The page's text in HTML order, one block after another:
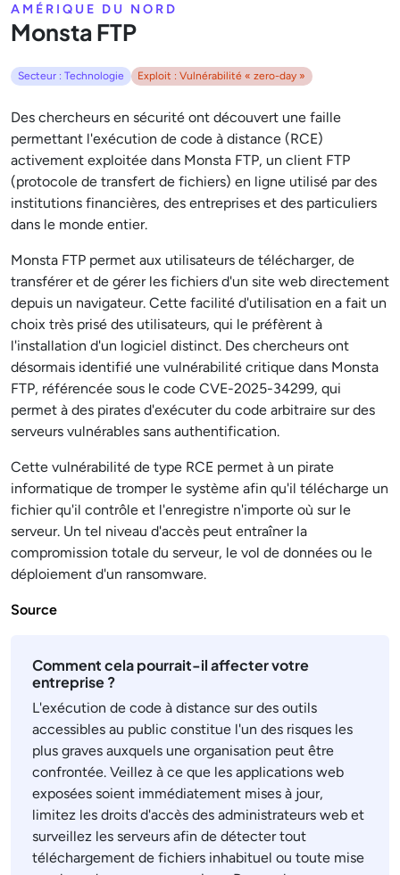
AMÉRIQUE DU NORD
Monsta FTP
Secteur : Technologie Exploit : Vulnérabilité « zero-day »
Des chercheurs en sécurité ont découvert une faille
permettant l'exécution de code à distance (RCE)
activement exploitée dans Monsta FTP, un client FTP
(protocole de transfert de fichiers) en ligne utilisé par des
institutions financières, des entreprises et des particuliers
dans le monde entier.
Monsta FTP permet aux utilisateurs de télécharger, de
transférer et de gérer les fichiers d'un site web directement
depuis un navigateur. Cette facilité d'utilisation en a fait un
choix très prisé des utilisateurs, qui le préfèrent à
l'installation d'un logiciel distinct. Des chercheurs ont
désormais identifié une vulnérabilité critique dans Monsta
FTP, référencée sous le code CVE-2025-34299, qui
permet à des pirates d'exécuter du code arbitraire sur des
serveurs vulnérables sans authentification.
Cette vulnérabilité de type RCE permet à un pirate
informatique de tromper le système afin qu'il télécharge un
fichier qu'il contrôle et l'enregistre n'importe où sur le
serveur. Un tel niveau d'accès peut entraîner la
compromission totale du serveur, le vol de données ou le
déploiement d'un ransomware.
Source
Comment cela pourrait-il affecter votre
entreprise ?
L'exécution de code à distance sur des outils
accessibles au public constitue l'un des risques les
plus graves auxquels une organisation peut être
confrontée. Veillez à ce que les applications web
exposées soient immédiatement mises à jour,
limitez les droits d'accès des administrateurs web et
surveillez les serveurs afin de détecter tout
téléchargement de fichiers inhabituel ou toute mise